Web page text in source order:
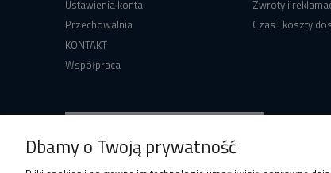
Ustawienia konta
Przechowalnia
KONTAKT
Współpraca
Zwroty i
Czas i koszty
Dbamy o Twoją prywatność